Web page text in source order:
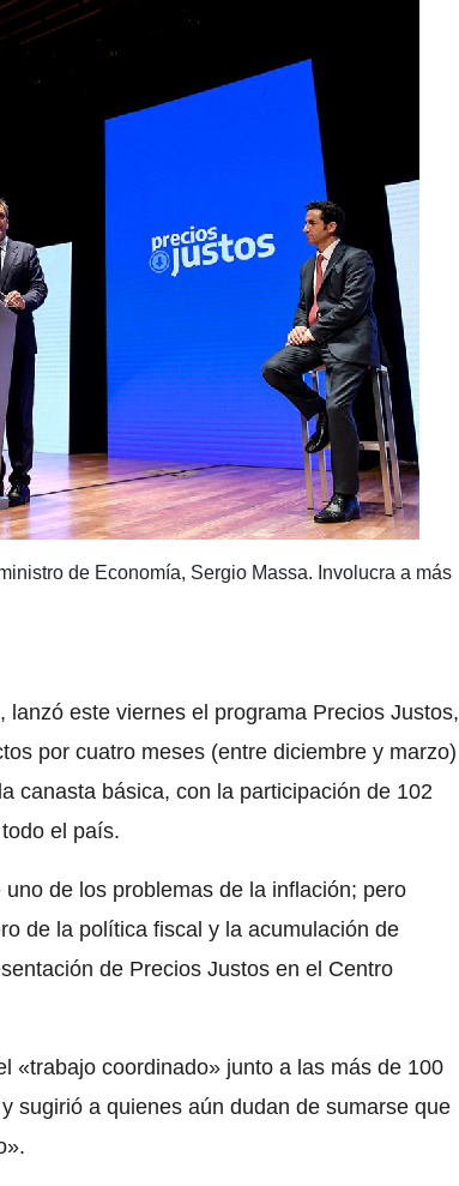
de Economía, Sergio Massa. Involucra a más
este viernes el programa Precios Justos,
por cuatro meses (entre diciembre y marzo)
canasta básica, con la participación de 102
el país.
de los problemas de la inflación; pero
de la política fiscal y la acumulación de
de Precios Justos en el Centro
«trabajo coordinado» junto a las más de 100
sugirió a quienes aún dudan de sumarse que